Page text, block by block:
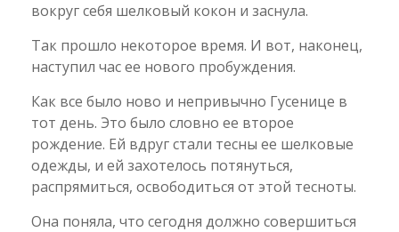
вокруг себя шелковый кокон и заснула.
Так прошло некоторое время. И вот, наконец,
наступил час ее нового пробуждения.
Как все было ново и непривычно Гусенице в
тот день. Это было словно ее второе
рождение. Ей вдруг стали тесны ее шелковые
одежды, и ей захотелось потянуться,
распрямиться, освободиться от этой тесноты.
Она поняла, что сегодня должно совершиться